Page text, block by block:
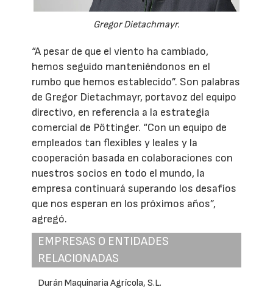
Gregor Dietachmayr.
“A pesar de que el viento ha cambiado,
hemos seguido manteniéndonos en el
rumbo que hemos establecido”. Son palabras
de Gregor Dietachmayr, portavoz del equipo
directivo, en referencia a la estrategia
comercial de Pöttinger. “Con un equipo de
empleados tan flexibles y leales y la
cooperación basada en colaboraciones con
nuestros socios en todo el mundo, la
empresa continuará superando los desafíos
que nos esperan en los próximos años”,
agregó.
EMPRESAS O ENTIDADES
RELACIONADAS
Durán Maquinaria Agrícola, S.L.